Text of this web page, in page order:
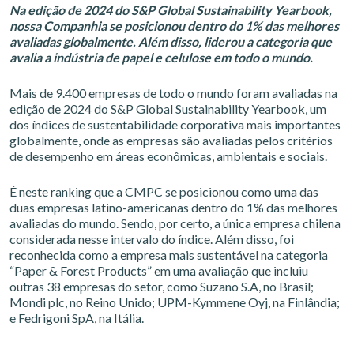
Na edição de 2024 do S&P Global Sustainability Yearbook,
nossa Companhia se posicionou dentro do 1% das melhores
avaliadas globalmente. Além disso, liderou a categoria que
avalia a indústria de papel e celulose em todo o mundo.
Mais de 9.400 empresas de todo o mundo foram avaliadas na
edição de 2024 do S&P Global Sustainability Yearbook, um
dos índices de sustentabilidade corporativa mais importantes
globalmente, onde as empresas são avaliadas pelos critérios
de desempenho em áreas econômicas, ambientais e sociais.
É neste ranking que a CMPC se posicionou como uma das
duas empresas latino-americanas dentro do 1% das melhores
avaliadas do mundo. Sendo, por certo, a única empresa chilena
considerada nesse intervalo do índice. Além disso, foi
reconhecida como a empresa mais sustentável na categoria
“Paper & Forest Products” em uma avaliação que incluiu
outras 38 empresas do setor, como Suzano S.A, no Brasil;
Mondi plc, no Reino Unido; UPM-Kymmene Oyj, na Finlândia;
e Fedrigoni SpA, na Itália.